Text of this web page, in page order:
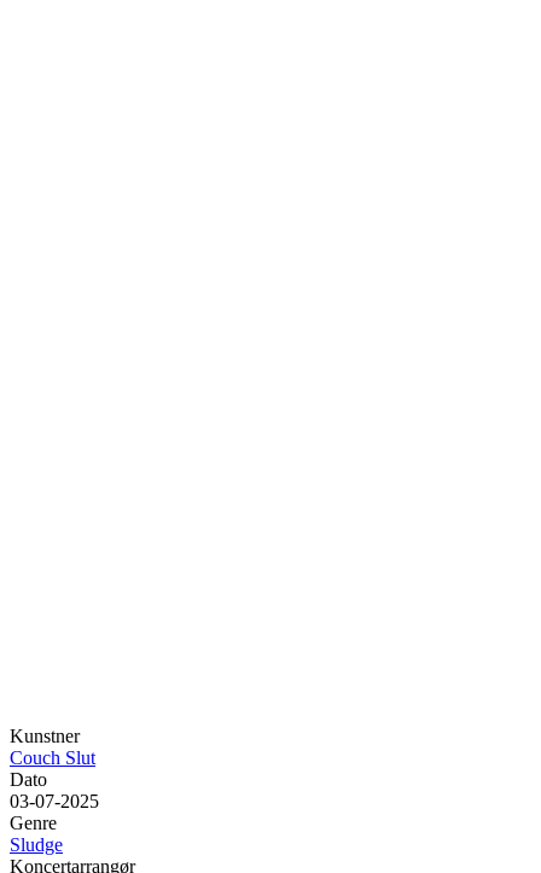
Kunstner
Couch Slut
Dato
03-07-2025
Genre
Sludge
Koncertarrangør